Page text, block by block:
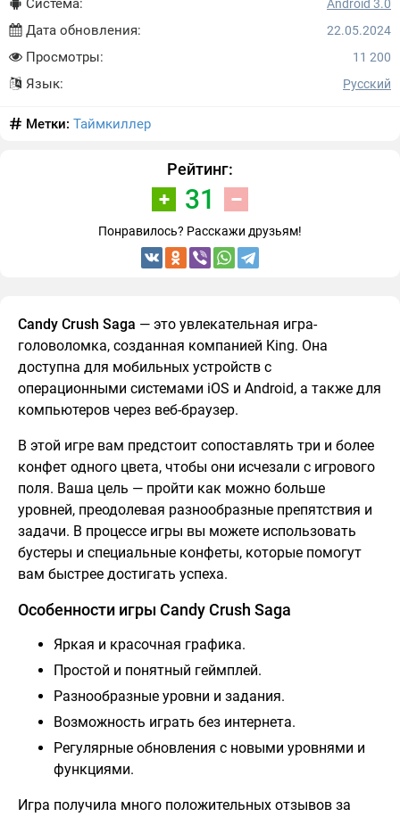
Система: Android 3.0
Дата обновления: 22.05.2024
Просмотры: 11 200
Язык: Русский
Метки: Таймкиллер
Рейтинг:
31
Понравилось? Расскажи друзьям!
Candy Crush Saga — это увлекательная игра-
головоломка, созданная компанией King. Она
доступна для мобильных устройств с
операционными системами iOS и Android, а также для
компьютеров через веб-браузер.
В этой игре вам предстоит сопоставлять три и более
конфет одного цвета, чтобы они исчезали с игрового
поля. Ваша цель — пройти как можно больше
уровней, преодолевая разнообразные препятствия и
задачи. В процессе игры вы можете использовать
бустеры и специальные конфеты, которые помогут
вам быстрее достигать успеха.
Особенности игры Candy Crush Saga
Яркая и красочная графика.
Простой и понятный геймплей.
Разнообразные уровни и задания.
Возможность играть без интернета.
Регулярные обновления с новыми уровнями и
функциями.
Игра получила много положительных отзывов за